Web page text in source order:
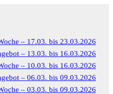
– 17.03. bis 23.03.2026
– 13.03. bis 16.03.2026
– 10.03. bis 16.03.2026
– 06.03. bis 09.03.2026
– 03.03. bis 09.03.2026